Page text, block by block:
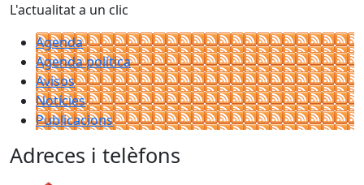
L'actualitat a un clic
Agenda
Agenda política
Avisos
Notícies
Publicacions
Adreces i telèfons